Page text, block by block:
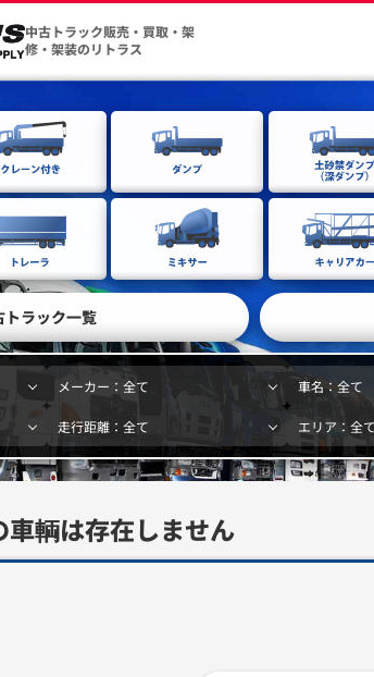
中古トラック販売・買取・架
修・架装のリトラス
トラック一覧
車輌は存在しません